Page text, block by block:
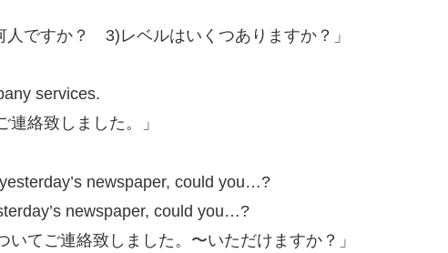
ですか？ 3)レベルはいくつありますか？」
services.
連絡致しました。」
newspaper, could you…?
newspaper, could you…?
いてご連絡致しました。〜いただけますか？」